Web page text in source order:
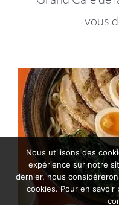
vous
Nous utilisons des
expérience sur notre
dernier, nous
cookies. Pour en